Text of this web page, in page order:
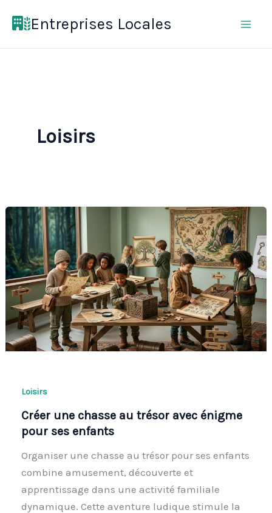
Entreprises Locales
Loisirs
Loisirs
Créer une chasse au trésor avec énigme
pour ses enfants
Organiser une chasse au trésor pour ses enfants
combine amusement, découverte et
apprentissage dans une activité familiale
dynamique. Cette aventure ludique stimule la